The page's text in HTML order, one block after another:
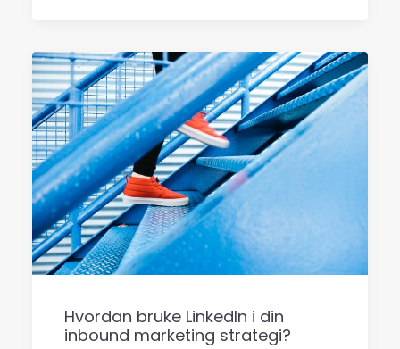
Hvordan bruke LinkedIn i din
inbound marketing strategi?